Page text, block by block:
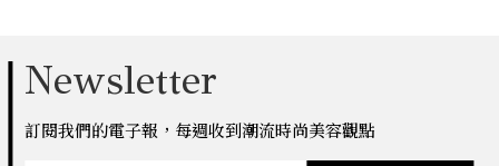
Newsletter
訂閱我們的電子報，每週收到潮流時尚美容觀點